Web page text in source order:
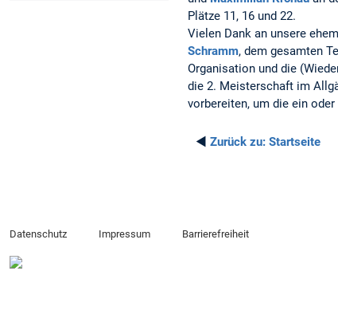
Plätze 11, 16 und 22.
Vielen Dank an unsere
Schramm, dem gesamten
Organisation und die
die 2. Meisterschaft im
vorbereiten, um die ein
◄ Zurück zu: Startseite
Datenschutz Impressum Barrierefreiheit